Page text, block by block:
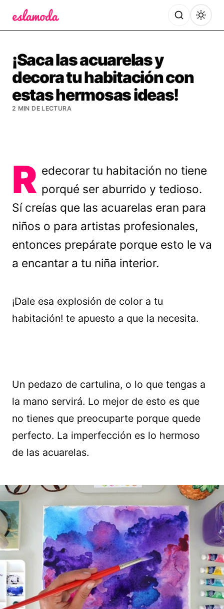
¡Saca las acuarelas y
decora tu habitación con
estas hermosas ideas!
2 MIN DE LECTURA
R edecorar tu habitación no tiene
porqué ser aburrido y tedioso.
Sí creías que las acuarelas eran para
niños o para artistas profesionales,
entonces prepárate porque esto le va
a encantar a tu niña interior.
¡Dale esa explosión de color a tu
habitación! te apuesto a que la necesita.
Un pedazo de cartulina, o lo que tengas a
la mano servirá. Lo mejor de esto es que
no tienes que preocuparte porque quede
perfecto. La imperfección es lo hermoso
de las acuarelas.